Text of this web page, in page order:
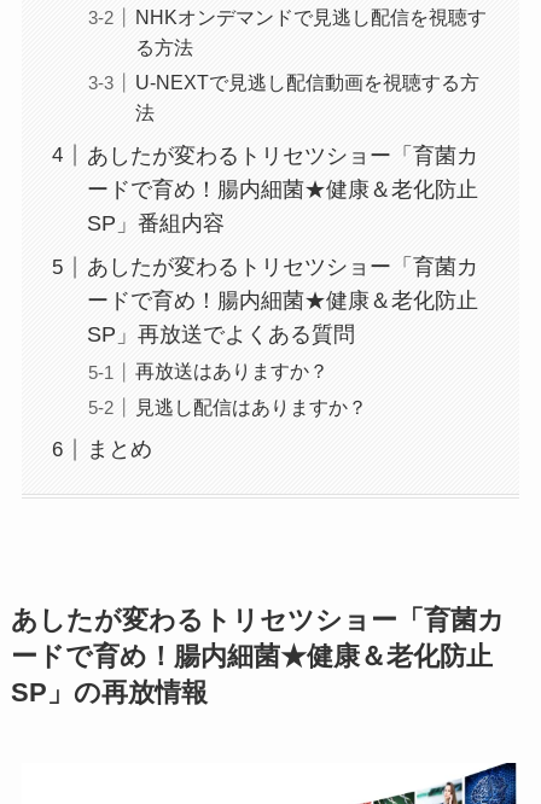
NHKオンデマンドで見逃し配信を視聴す
る方法
U-NEXTで見逃し配信動画を視聴する方
法
あしたが変わるトリセツショー「育菌カ
ードで育め！腸内細菌★健康＆老化防止
SP」番組内容
あしたが変わるトリセツショー「育菌カ
ードで育め！腸内細菌★健康＆老化防止
SP」再放送でよくある質問
再放送はありますか？
見逃し配信はありますか？
まとめ
あしたが変わるトリセツショー「育菌カ
ードで育め！腸内細菌★健康＆老化防止
SP」の再放情報